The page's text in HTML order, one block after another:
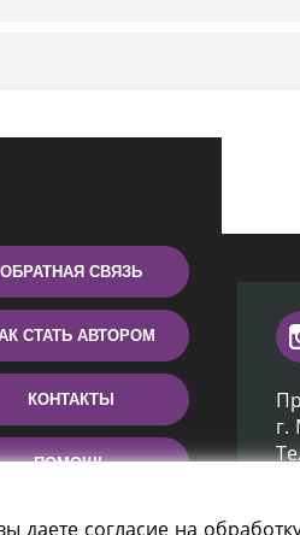
ОБРАТНАЯ СВЯЗЬ
СТАТЬ АВТОРОМ
КОНТАКТЫ
ПОМОЩЬ
г.
даете согласие на